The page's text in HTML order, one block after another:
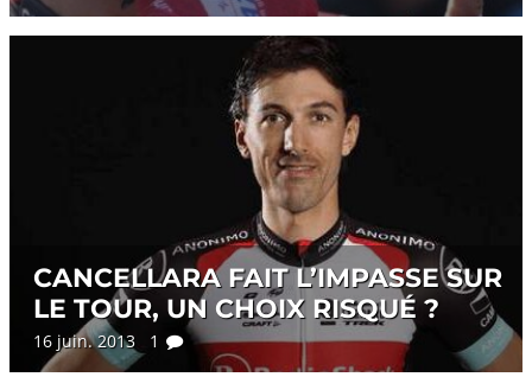
CANCELLARA FAIT L’IMPASSE SUR
LE TOUR, UN CHOIX RISQUÉ ?
16 juin. 2013 1